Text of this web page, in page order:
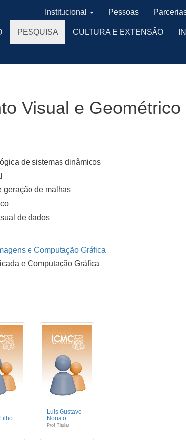
PESQUISA CULTURA E EXTENSÃO
Institucional Pessoas
Visual e Geométrico
de sistemas dinâmicos
geração de malhas
de dados
e Computação Gráfica
e Computação Gráfica
Luis Gustavo
Nonato
Prof Titular